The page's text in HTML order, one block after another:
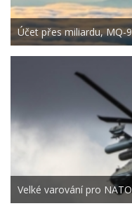
Účet přes miliardu, MQ-
Velké varování pro